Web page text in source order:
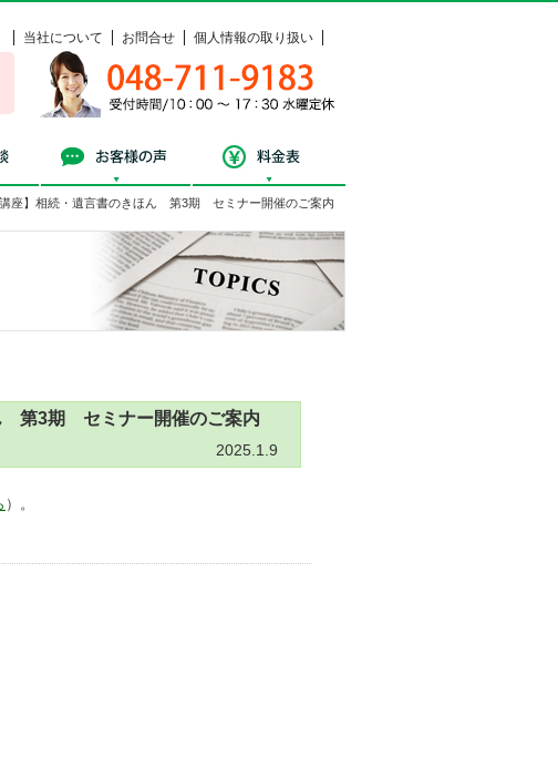
当社について お問合せ 個人情報の取り扱い
048-711-9183
受付時間 / 10：00 ～ 17：30 水曜定休
無料相談 お客様の声
座】相続・遺言書のきほん 第3期 セミナー開催のご案内
第3期 セミナー開催のご案内
2025.1.9
）。